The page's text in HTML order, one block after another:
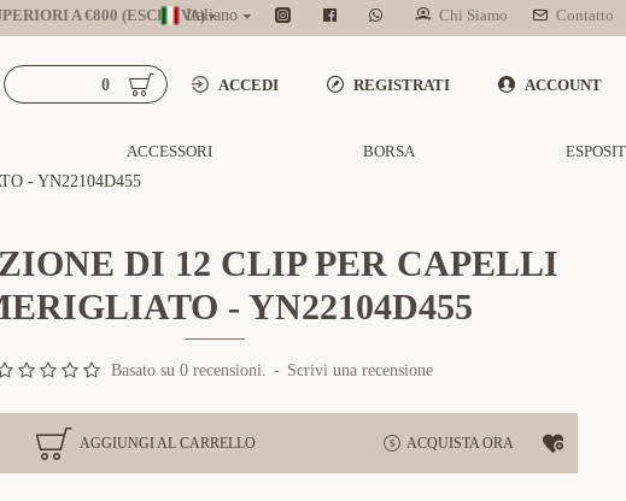
A €800 (ESCL. IVA)Italiano Chi Siamo Contatto
ACCEDI REGISTRATI ACCOUNT
0
ACCESSORI BORSA
- YN22104D455
DI 12 CLIP PER CAPELLI
- YN22104D455
Basato su 0 recensioni. - Scrivi una recensione
AGGIUNGI AL CARRELLO ACQUISTA ORA